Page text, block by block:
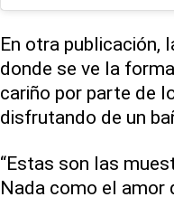
En otra publicación,
donde se ve la
cariño por parte de
disfrutando de un
“Estas son las
Nada como el amor